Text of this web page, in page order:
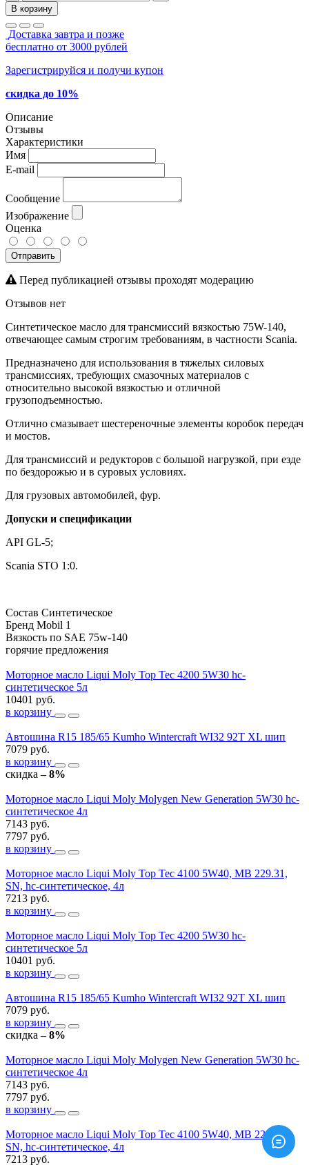
В корзину
Доставка завтра и позже
бесплатно от 3000 рублей
Зарегистрируйся и получи купон
скидка до 10%
Описание
Отзывы
Характеристики
Имя
E-mail
Сообщение
Изображение
Оценка
Отправить
Перед публикацией отзывы проходят модерацию
Отзывов нет
Синтетическое масло для трансмиссий вязкостью 75W-140,
отвечающее самым строгим требованиям, в частности Scania.
Предназначено для использования в тяжелых силовых
трансмиссиях, требующих смазочных материалов с
относительно высокой вязкостью и отличной
грузоподъемностью.
Отлично смазывает шестереночные элементы коробок передач
и мостов.
Для трансмиссий и редукторов с большой нагрузкой, при езде
по бездорожью и в суровых условиях.
Для грузовых автомобилей, фур.
Допуски и спецификации
API GL-5;
Scania STO 1:0.
Состав Синтетическое
Бренд Mobil 1
Вязкость по SAE 75w-140
горячие предложения
Моторное масло Liqui Moly Top Tec 4200 5W30 hc-
синтетическое 5л
10401 руб.
в корзину
Автошина R15 185/65 Kumho Wintercraft WI32 92T XL шип
7079 руб.
в корзину
скидка– 8%
Моторное масло Liqui Moly Molygen New Generation 5W30 hc-
синтетическое 4л
7143 руб.
7797 руб.
в корзину
Моторное масло Liqui Moly Top Tec 4100 5W40, MB 229.31,
SN, hc-синтетическое, 4л
7213 руб.
в корзину
Моторное масло Liqui Moly Top Tec 4200 5W30 hc-
синтетическое 5л
10401 руб.
в корзину
Автошина R15 185/65 Kumho Wintercraft WI32 92T XL шип
7079 руб.
в корзину
скидка– 8%
Моторное масло Liqui Moly Molygen New Generation 5W30 hc-
синтетическое 4л
7143 руб.
7797 руб.
в корзину
Моторное масло Liqui Moly Top Tec 4100 5W40, MB 229.31,
SN, hc-синтетическое, 4л
7213 руб.